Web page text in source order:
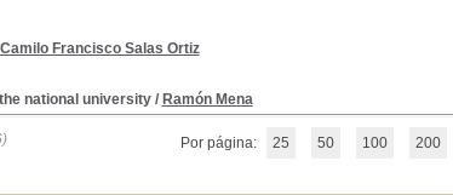
Camilo Francisco Salas Ortiz
national university/ Ramón Mena
Por página: 25 50 100 200